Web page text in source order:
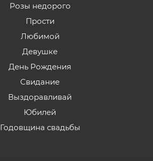
Розы недорого
Прости
Любимой
Девушке
День Рождения
Свидание
Выздоравливай
Юбилей
Годовщина свадьбы